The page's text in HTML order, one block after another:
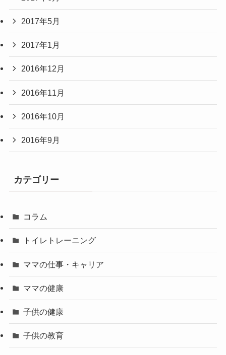
2017年5月
2017年1月
2016年12月
2016年11月
2016年10月
2016年9月
カテゴリー
コラム
トイレトレーニング
ママの仕事・キャリア
ママの健康
子供の健康
子供の教育